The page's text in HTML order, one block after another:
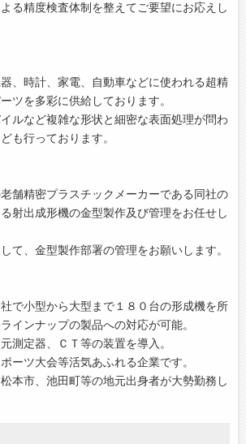
る精度検査体制を整えてご要望にお応えし
、時計、家電、自動車などに使われる超精
ツを多彩に供給しております。
ルなど複雑な形状と細密な表面処理が問わ
も行っております。
舗精密プラスチックメーカーである同社の
射出成形機の金型製作及び管理をお任せし
て、金型製作部署の管理をお願いします。
で小型から大型まで１８０台の形成機を所
インナップの製品への対応が可能。
測定器、ＣＴ等の装置を導入。
ーツ大会等活気あふれる企業です。
本市、池田町等の地元出身者が大勢勤務し